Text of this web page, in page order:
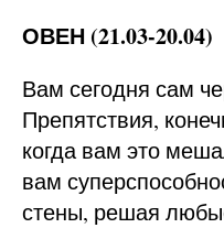
ОВЕН (21.03-20.04)
Вам сегодня сам
Препятствия,
когда вам это
вам
стены, решая